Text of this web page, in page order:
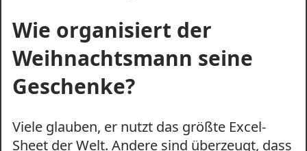
Wie organisiert der
Weihnachtsmann seine
Geschenke?
Viele glauben, er nutzt das größte Excel-
Sheet der Welt. Andere sind überzeugt, dass